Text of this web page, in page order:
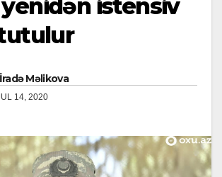
istensiv
İradə Məlikova
14, 2020